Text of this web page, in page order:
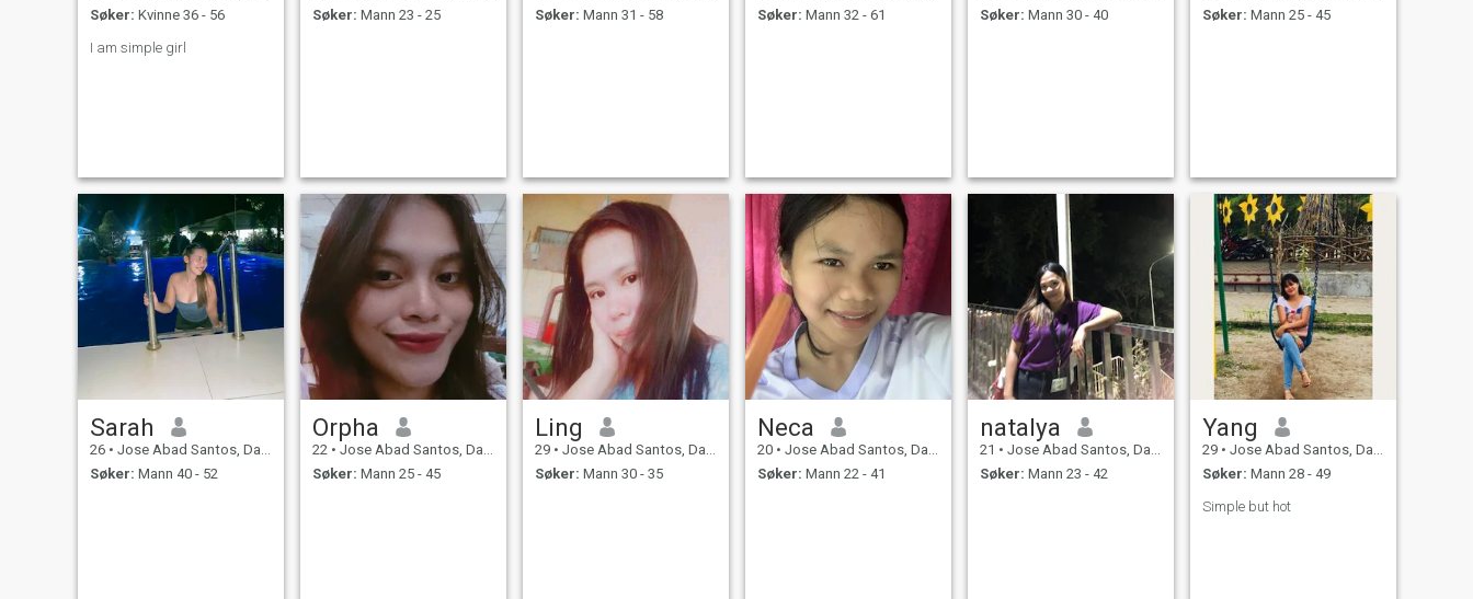
Søker: Kvinne 36 - 56
I am simple girl
Søker: Mann 23 - 25
Søker: Mann 31 - 58
Søker: Mann 32 - 61
Søker: Mann 30 - 40
Søker: Mann 25 - 45
Sarah
26 • Jose Abad Santos, Davao del Sur, Filippinene
Søker: Mann 40 - 52
Orpha
22 • Jose Abad Santos, Davao del Sur, Filippinene
Søker: Mann 25 - 45
Ling
29 • Jose Abad Santos, Davao del Sur, Filippinene
Søker: Mann 30 - 35
Neca
20 • Jose Abad Santos, Davao del Sur, Filippinene
Søker: Mann 22 - 41
natalya
21 • Jose Abad Santos, Davao del Sur, Filippinene
Søker: Mann 23 - 42
Yang
29 • Jose Abad Santos, Davao del Sur, Filippinene
Søker: Mann 28 - 49
Simple but hot